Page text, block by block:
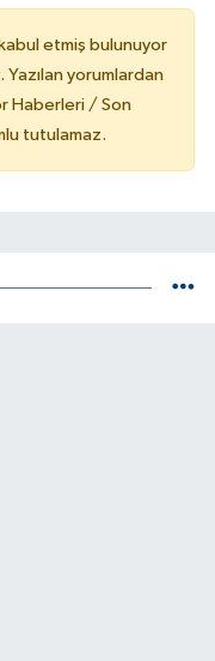
kabul etmiş bulunuyor
yorumlardan
Haberleri / Son
tutulamaz.